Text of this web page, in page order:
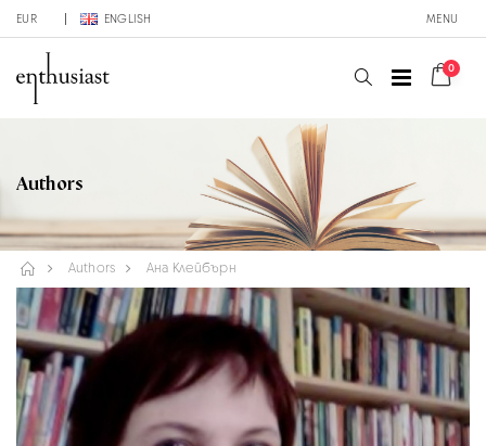
EUR ENGLISH MENU
0
Authors
Authors Ана Клейбърн